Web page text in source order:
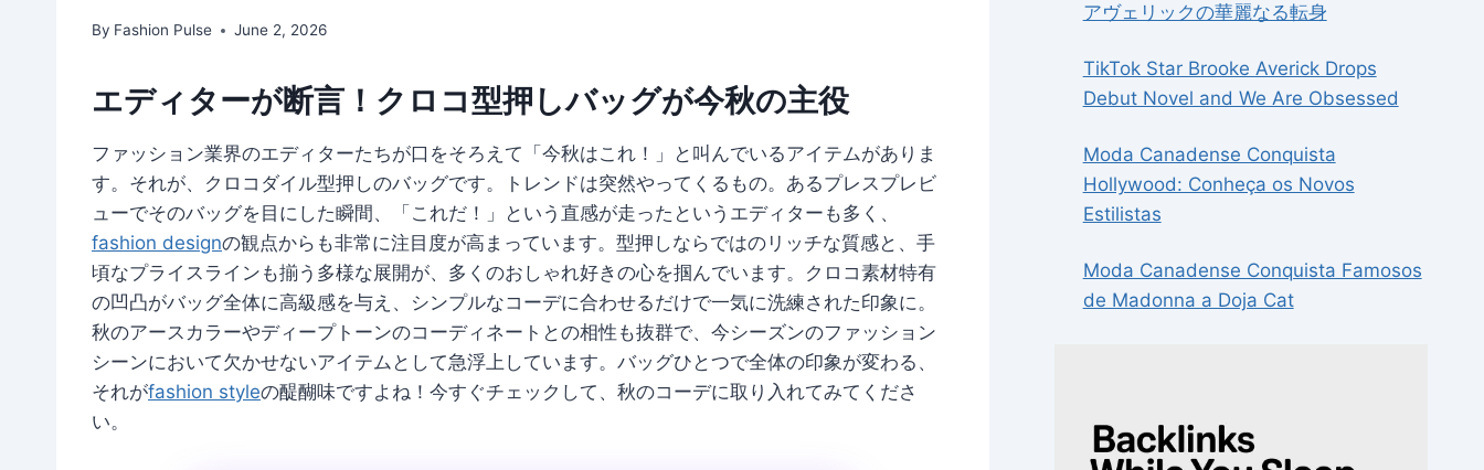
By Fashion Pulse June 2, 2026
エディターが断言！クロコ型押しバッグが今秋の主役
ファッション業界のエディターたちが口をそろえて「今秋はこれ！」と叫んでいるアイテムがありま
す。それが、クロコダイル型押しのバッグです。トレンドは突然やってくるもの。あるプレスプレビ
ューでそのバッグを目にした瞬間、「これだ！」という直感が走ったというエディターも多く、
fashion designの観点からも非常に注目度が高まっています。型押しならではのリッチな質感と、手
頃なプライスラインも揃う多様な展開が、多くのおしゃれ好きの心を掴んでいます。クロコ素材特有
の凹凸がバッグ全体に高級感を与え、シンプルなコーデに合わせるだけで一気に洗練された印象に。
秋のアースカラーやディープトーンのコーディネートとの相性も抜群で、今シーズンのファッション
シーンにおいて欠かせないアイテムとして急浮上しています。バッグひとつで全体の印象が変わる、
それがfashion styleの醍醐味ですよね！今すぐチェックして、秋のコーデに取り入れてみてくださ
い。
アヴェリックの華麗なる転身
TikTok Star Brooke Averick Drops
Debut Novel and We Are Obsessed
Moda Canadense Conquista
Hollywood: Conheça os Novos
Estilistas
Moda Canadense Conquista Famosos
de Madonna a Doja Cat